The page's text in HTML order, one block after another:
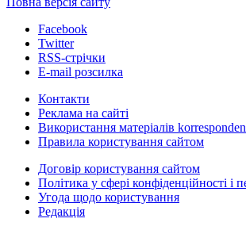
Facebook
Twitter
RSS-стрічки
E-mail розсилка
Контакти
Реклама на сайті
Використання матеріалів
Правила користування сайтом
Договір користування сайтом
Політика у сфері конфіденційності і
Угода щодо користування
Редакція